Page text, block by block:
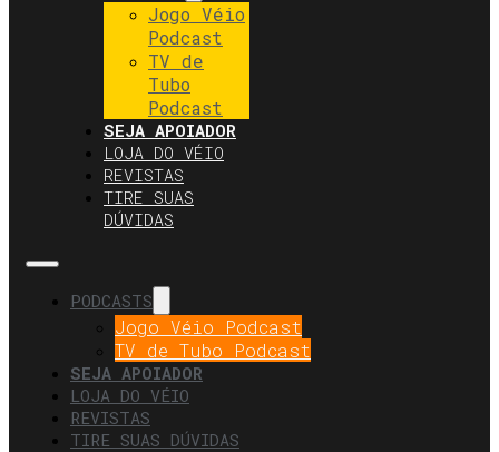
Jogo Véio
Podcast
TV de
Tubo
Podcast
SEJA APOIADOR
LOJA DO VÉIO
REVISTAS
TIRE SUAS
DÚVIDAS
PODCASTS
Jogo Véio Podcast
TV de Tubo Podcast
SEJA APOIADOR
LOJA DO VÉIO
REVISTAS
TIRE SUAS DÚVIDAS